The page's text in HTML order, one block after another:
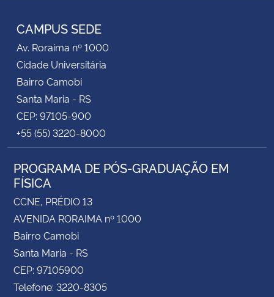
Secretaria-Geral
Secretaria de Governo
Gabinete de Segurança Institucional
Advocacia-Geral da União
Banco Central do Brasil
Planalto
CAMPUS SEDE
Av. Roraima nº 1000
Cidade Universitária
Bairro Camobi
Santa Maria - RS
CEP: 97105-900
+55 (55) 3220-8000
PROGRAMA DE PÓS-GRADUAÇÃO EM
FÍSICA
CCNE, PRÉDIO 13
AVENIDA RORAIMA nº 1000
Bairro Camobi
Santa Maria - RS
CEP: 97105900
Telefone: 3220-8305